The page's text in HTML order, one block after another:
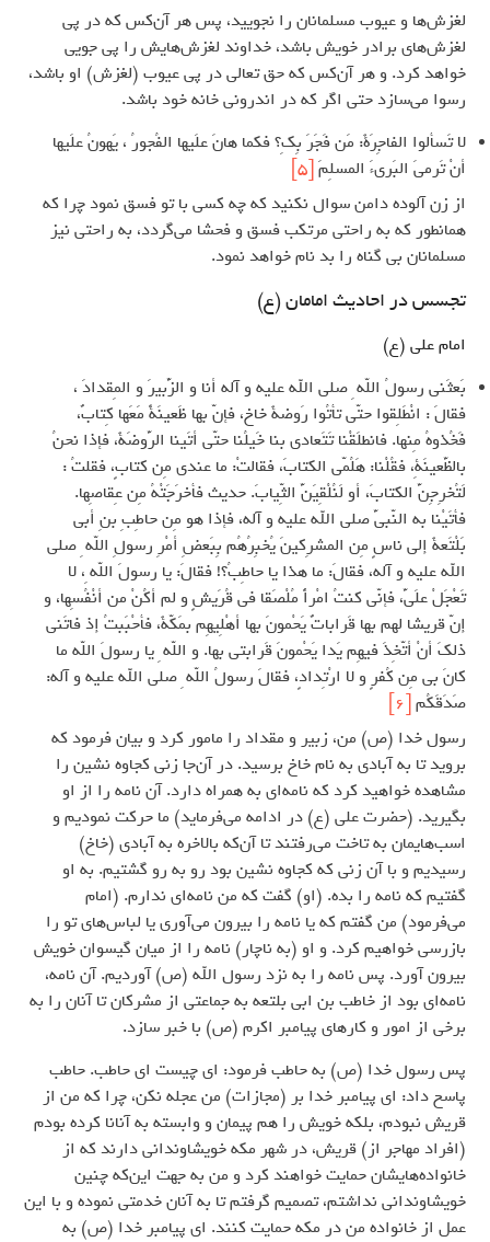
لغزش‌ها و عیوب مسلمانان را نجویید، پس هر آن‌کس که در پی
لغزش‌های برادر خویش باشد، خداوند لغزش‌هایش را پی جویی
خواهد کرد. و هر آن‌کس که حق تعالی در پی عیوب (لغزش) او باشد،
رسوا می‌سازد حتی اگر که در اندرونی خانه خود باشد.
لا تَسألوا الفاجِرَةَ: مَن فَجَرَ بِكِ؟ فكما هانَ علَيها الفُجورُ ، يَهونُ علَيها
أنْ تَرميَ البَريءَ المسلِمَ [5]
از زن آلوده دامن سوال نکنید که چه کسی با تو فسق نمود چرا که
همانطور که به راحتی مرتکب فسق و فحشا می‌گردد، به راحتی نیز
مسلمانان بی گناه را بد نام خواهد نمود.
تجسس در احادیث امامان (ع)
امام علی (ع)
بَعثَني رسولُ اللّه ِ صلى الله عليه و آله أنا و الزُّبيرَ و المِقدادَ ،
فقالَ : انْطَلِقوا حتّى تأتُوا رَوضةَ خاخ، فإنّ بها ظَعينَةً مَعَها كِتابٌ،
فَخُذوهُ مِنها. فانطلَقْنا تَتَعادى بنا خَيلُنا حتّى أتَينا الرَّوضَةَ، فإذا نحنُ
بالظَّعينَةِ، فقُلْنا: هَلُمّي الكتابَ، فقالتْ: ما عندي مِن كتابٍ، فقلتُ :
لَتُخرِجِنَّ الكتابَ، أو لَنُلْقِيَنَّ الثِّيابَ. حديث فأخرَجَتْهُ مِن عِقاصِها.
فأتَيْنا به النّبيَّ صلى الله عليه و آله، فإذا هو مِن حاطِبِ بنِ أبي
بَلْتَعةَ إلى ناسٍ مِن المشرِكينَ يُخبِرُهُم بِبَعضِ أمْرِ رسولِ اللّه ِ صلى
الله عليه و آله، فقالَ: ما هذا يا حاطِبُ؟! فقالَ: يا رسولَ اللّه ِ، لا
تَعْجَلْ علَيَّ، فإنّي كنتُ امْرأً مُلْصَقا في قُرَيشٍ و لم أكُنْ من أنْفُسِها، و
إنّ قريشا لهم بها قَراباتٌ يَحْمونَ بها أهْلِيهِم بمَكّةَ، فأحْبَبتُ إذ فاتَني
ذلكَ أنْ أتّخِذَ فيهِم يَدا يَحْمونَ قَرابتي بها. و اللّه ِ يا رسولَ اللّه ما
كانَ بي مِن كُفرٍ و لا ارْتِدادٍ، فقالَ رسولُ اللّه ِ صلى الله عليه و آله:
صَدَقَكُم [6]
رسول خدا (ص) من، زبیر و مقداد را مامور کرد و بیان فرمود که
بروید تا به آبادی به نام خاخ برسید. در آن‌جا زنی کجاوه نشین را
مشاهده خواهید کرد که نامه‌ای به همراه دارد. آن نامه را از او
بگیرید. (حضرت علی (ع) در ادامه می‌فرماید) ما حرکت نمودیم و
اسب‌هایمان به تاخت می‌رفتند تا آن‌که بالاخره به آبادی (خاخ)
رسیدیم و با آن زنی که کجاوه نشین بود رو به رو گشتیم. به او
گفتیم که نامه را بده. (او) گفت که من نامه‌ای ندارم. (امام
می‌فرمود) من گفتم که یا نامه را بیرون می‌آوری یا لباس‌های تو را
بازرسی خواهیم کرد. و او (به ناچار) نامه را از میان گیسوان خویش
بیرون آورد. پس نامه را به نزد رسول الله (ص) آوردیم. آن نامه،
نامه‌ای بود از خاطب بن ابی بلتعه به جماعتی از مشرکان تا آنان را به
برخی از امور و کارهای پیامبر اکرم (ص) با خبر سازد.
پس رسول خدا (ص) به حاطب فرمود: ای چیست ای حاطب. حاطب
پاسخ داد: ای پیامبر خدا بر (مجازات) من عجله نکن، چرا که من از
قریش نبودم، بلکه خویش را هم پیمان و وابسته به آنانا کرده بودم
(افراد مهاجر از) قریش، در شهر مکه خویشاوندانی دارند که از
خانواده‌هایشان حمایت خواهند کرد و من به جهت این‌که چنین
خویشاوندانی نداشتم، تصمیم گرفتم تا به آنان خدمتی نموده و با این
عمل از خانواده من در مکه حمایت کنند. ای پیامبر خدا (ص) به